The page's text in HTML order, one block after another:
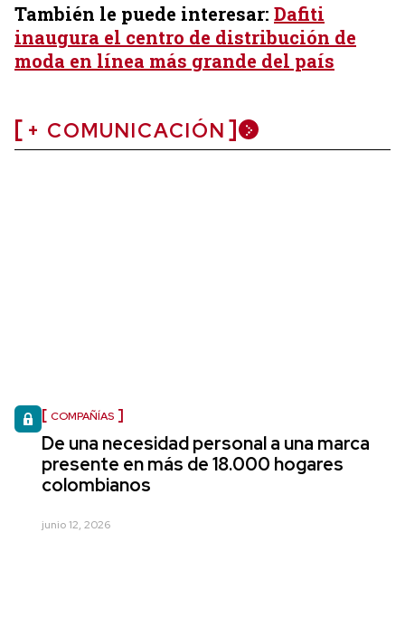
También le puede interesar: Dafiti
inaugura el centro de distribución de
moda en línea más grande del país
+ COMUNICACIÓN
COMPAÑÍAS
De una necesidad personal a una marca
presente en más de 18.000 hogares
colombianos
junio 12, 2026